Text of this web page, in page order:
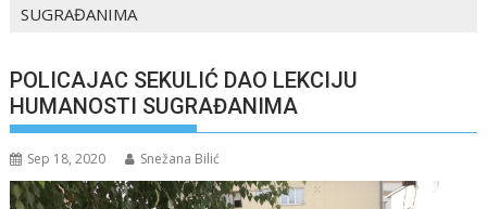
SUGRAĐANIMA
POLICAJAC SEKULIĆ DAO LEKCIJU
HUMANOSTI SUGRAĐANIMA
Sep 18, 2020 Snežana Bilić